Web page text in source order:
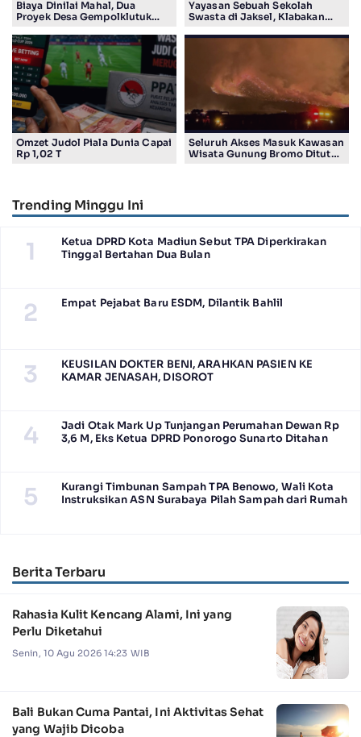
Biaya Dinilai Mahal, Dua
Proyek Desa Gempolklutuk
Yayasan Sebuah Sekolah
Swasta di Jaksel, Klabakan
Omzet Judol Piala Dunia Capai
Rp 1,02 T
Seluruh Akses Masuk Kawasan
Wisata Gunung Bromo Ditutup
Trending Minggu Ini
1
Ketua DPRD Kota Madiun Sebut TPA Diperkirakan
Tinggal Bertahan Dua Bulan
2 Empat Pejabat Baru ESDM, Dilantik Bahlil
3
KEUSILAN DOKTER BENI, ARAHKAN PASIEN KE
KAMAR JENASAH, DISOROT
4
Jadi Otak Mark Up Tunjangan Perumahan Dewan Rp
3,6 M, Eks Ketua DPRD Ponorogo Sunarto Ditahan
5
Kurangi Timbunan Sampah TPA Benowo, Wali Kota
Instruksikan ASN Surabaya Pilah Sampah dari Rumah
Berita Terbaru
Rahasia Kulit Kencang Alami, Ini yang
Perlu Diketahui
Senin, 10 Agu 2026 14:23 WIB
Bali Bukan Cuma Pantai, Ini Aktivitas Sehat
yang Wajib Dicoba